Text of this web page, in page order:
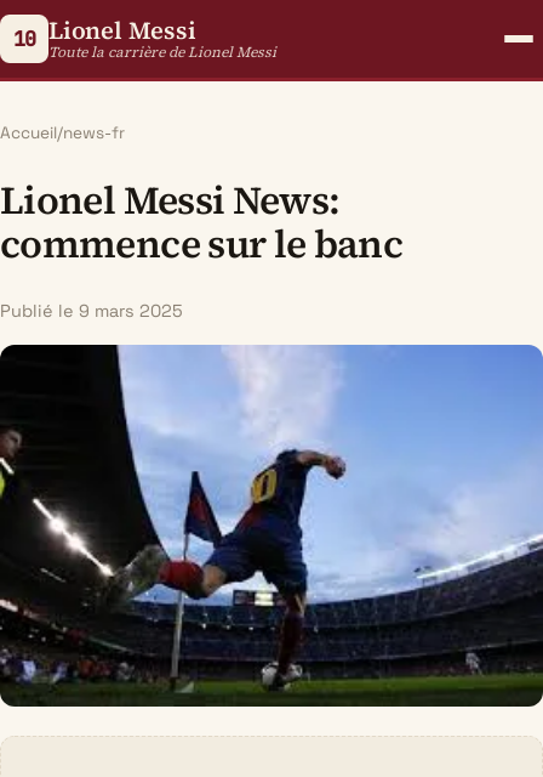
10 Lionel Messi
Toute la carrière de Lionel Messi
Accueil/news-fr
Lionel Messi News:
commence sur le banc
Publié le 9 mars 2025